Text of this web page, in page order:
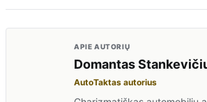
APIE AUTORIŲ
Domantas
AutoTaktas autorius